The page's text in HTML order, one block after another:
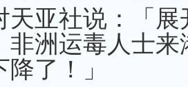
亚社说：「展
非洲运毒人士来
了！」